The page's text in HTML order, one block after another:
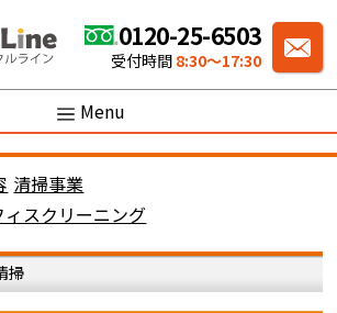
0120-25-6503
受付時間 8:30〜17:30
Menu
清掃事業
スクリーニング
掃